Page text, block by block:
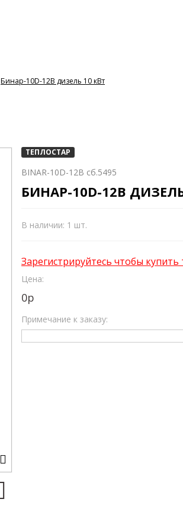
Бинар-10D-12В дизель 10 кВт
ТЕПЛОСТАР
BINAR-10D-12В сб.5495
БИНАР-10D-12В
В наличии: 1 шт.
Зарегистрируйтесь чтобы купить
Цена:
0р
Примечание к заказу: